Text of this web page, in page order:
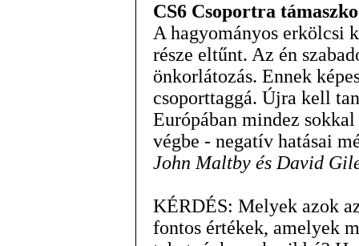
CS6 Csoportra
A hagyományos erkölcsi
része eltűnt. Az én
önkorlátozás. Ennek
csoporttaggá. Újra kell
Európában mindez
végbe - negatív hatásai
John Maltby és David
KÉRDÉS: Melyek azok
fontos értékek, amelyek